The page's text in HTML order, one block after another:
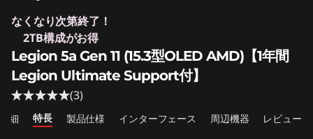
oなくなり次第終了！
2TB構成がお得
Legion 5a Gen 11 (15.3型OLED AMD)【1年間
Legion Ultimate Support付】
(3)
細 特長 製品仕様 インターフェース 周辺機器 レビュー